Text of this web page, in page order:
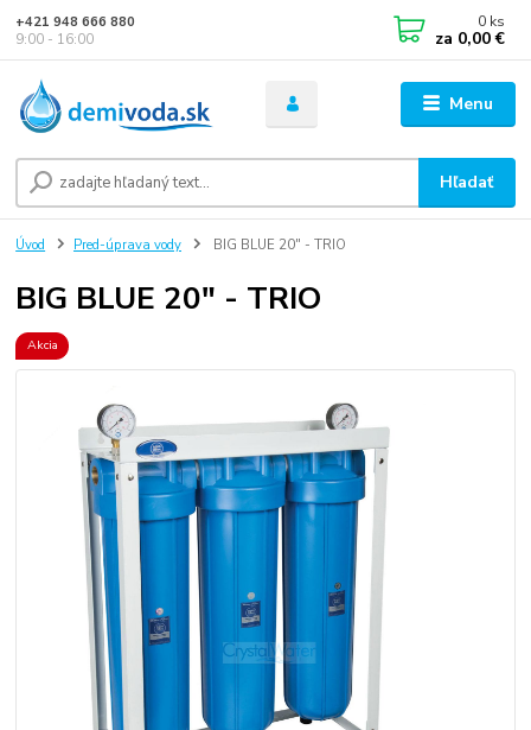
Menu
Hľadať
+421 948 666 880
9:00 - 16:00
0 ks
za 0,00 €
Úvod Pred-úprava vody BIG BLUE 20" - TRIO
BIG BLUE 20" - TRIO
Akcia